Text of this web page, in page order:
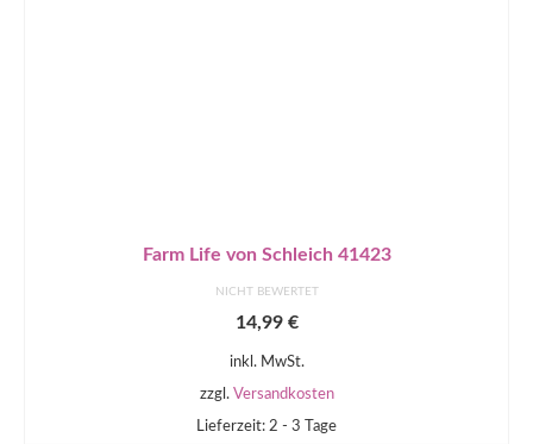
Farm Life von Schleich 41423
NICHT BEWERTET
14,99 €
inkl. MwSt.
zzgl. Versandkosten
Lieferzeit: 2 - 3 Tage